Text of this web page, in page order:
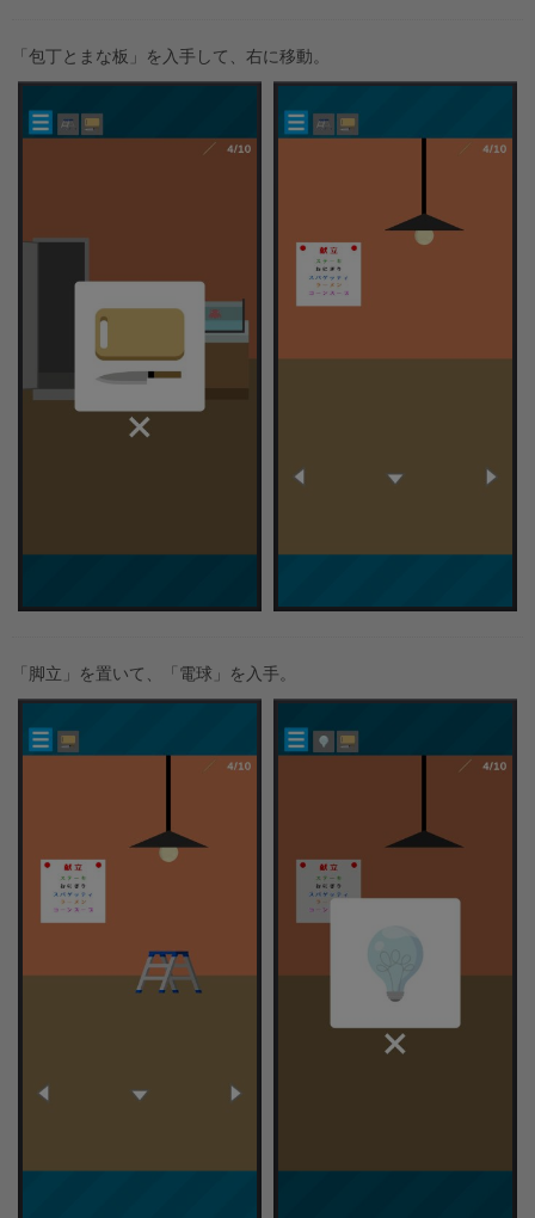
「包丁とまな板」を入手して、右に移動。
「脚立」を置いて、「電球」を入手。